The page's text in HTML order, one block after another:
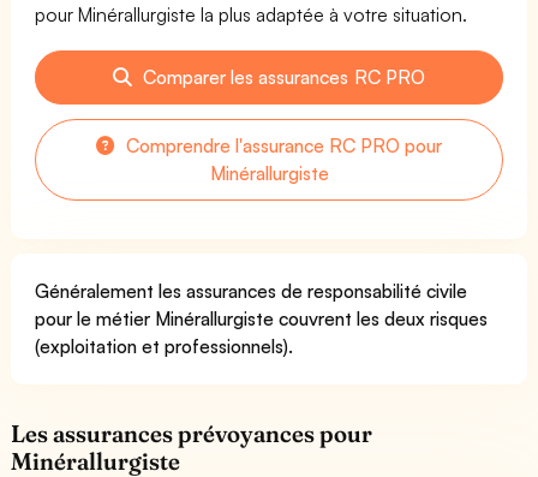
pour Minérallurgiste la plus adaptée à votre situation.
Comparer les assurances RC PRO
Comprendre l'assurance RC PRO pour
Minérallurgiste
Généralement les assurances de responsabilité civile
pour le métier Minérallurgiste couvrent les deux risques
(exploitation et professionnels).
Les assurances prévoyances pour
Minérallurgiste